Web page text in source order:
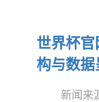
世界杯
构与数据
新闻来